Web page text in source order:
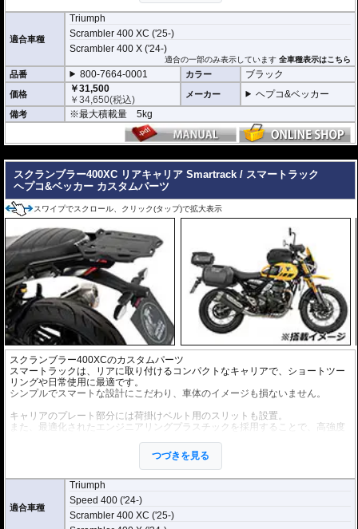
適合車種
Triumph
Scrambler 400 XC ('25-)
Scrambler 400 X ('24-)
適合の一部のみ表示しています全車種表示はこちら
品番 800-7664-0001 カラー ブラック
価格
￥31,500
￥34,650(税込) メーカー ヘプコ&ベッカー
備考 ※最大積載量 5kg
スクランブラー400XC リアキャリア Smartrack / スマートラック
ヘプコ&ベッカー カスタムパーツ
スワイプでスクロール、クリック(タップ)で拡大表示
スクランブラー400XCのカスタムパーツ
スマートラックは、リアに取り付けるコンパクトなキャリアで、ショートツー
リングや日常使用に最適です。
シンプルでスマートな設計にこだわり、車体のイメージも損ないません。
キャリアのプレート部分には荷掛けベルト用のスリットも設置。
また、最適化されたエンジニアリングプラスチックを採用することで、高強度
ヘプコ&ベッカー トップケース Xcore / エ
ックスコアの搭載が可能
スマートラック専用に設計されたトップケ
クイックリリースシステムによりスマート
つづきを見る
適合車種
Triumph
Speed 400 ('24-)
Scrambler 400 XC ('25-)